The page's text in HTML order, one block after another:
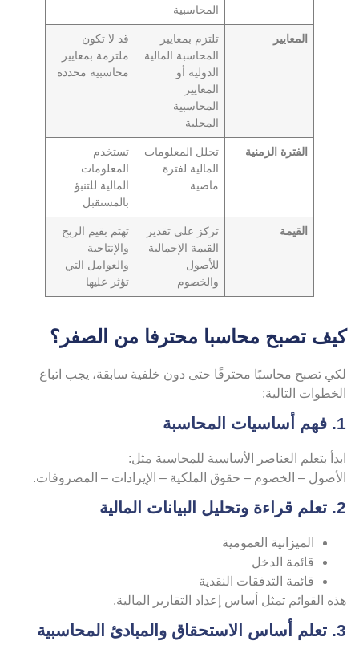
المحاسبية
المعايير
تلتزم بمعايير
المحاسبة المالية
الدولية أو
المعايير
المحاسبية
المحلية
قد لا تكون
ملتزمة بمعايير
محاسبية محددة
الفترة الزمنية
تحلل المعلومات
المالية لفترة
ماضية
تستخدم
المعلومات
المالية للتنبؤ
بالمستقبل
القيمة
تركز على تقدير
القيمة الإجمالية
للأصول
والخصوم
تهتم بقيم الربح
والإنتاجية
والعوامل التي
تؤثر عليها
تصبح محاسبا محترفا من الصفر؟
تصبح محاسبًا محترفًا حتى دون خلفية سابقة، يجب اتباع
التالية:
بتعلم العناصر الأساسية للمحاسبة مثل:
– الخصوم – حقوق الملكية – الإيرادات – المصروفات.
الميزانية العمومية
قائمة الدخل
قائمة التدفقات النقدية
القوائم تمثل أساس إعداد التقارير المالية.